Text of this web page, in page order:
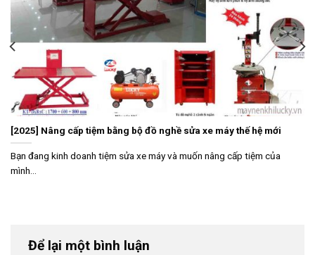
[2025] Nâng cấp tiệm bằng bộ đồ nghề sửa xe máy thế hệ mới
Bạn đang kinh doanh tiệm sửa xe máy và muốn nâng cấp tiệm của
mình...
Để lại một bình luận